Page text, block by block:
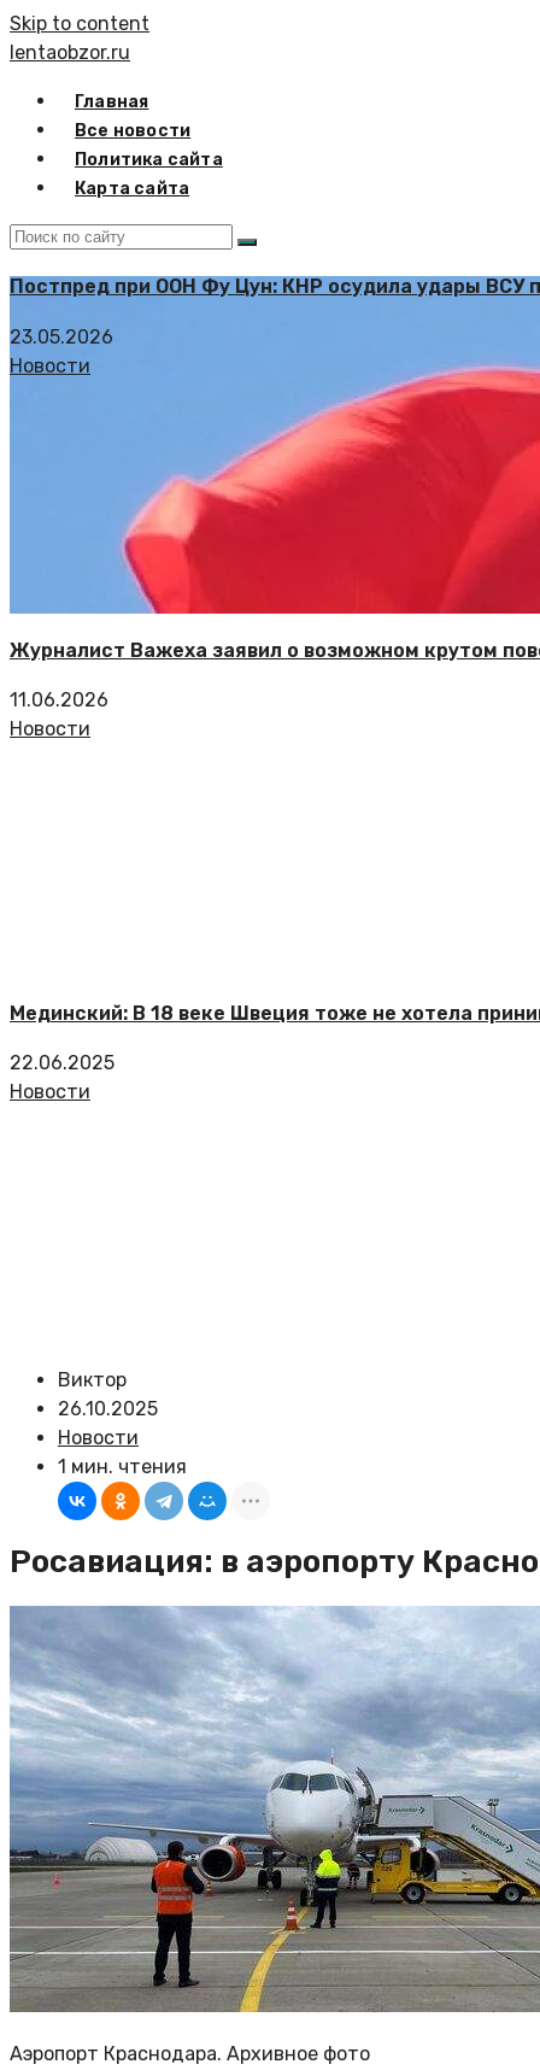
Skip to content
lentaobzor.ru
Главная
Все новости
Политика сайта
Карта сайта
Постпред при ООН Фу Цун: КНР осудила удары ВСУ
23.05.2026
Новости
Журналист Важеха заявил о возможном крутом
11.06.2026
Новости
Мединский: В 18 веке Швеция тоже не хотела
22.06.2025
Новости
Виктор
26.10.2025
Новости
1 мин. чтения
Росавиация: в аэропорту
Аэропорт Краснодара. Архивное фото